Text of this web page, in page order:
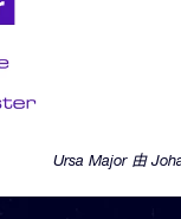
Ursa Major 由